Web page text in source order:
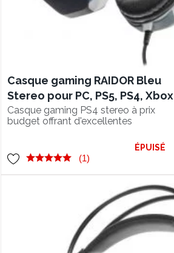
Casque gaming RAIDOR Bleu
Stereo pour PC, PS5, PS4, Xbox
Series, Switch
Casque gaming PS4 stereo à prix
budget offrant d'excellentes
(1)
ÉPUISÉ